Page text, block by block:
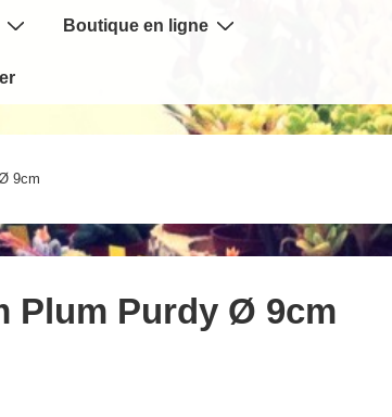
Boutique en ligne
9cm
Plum Purdy Ø 9cm